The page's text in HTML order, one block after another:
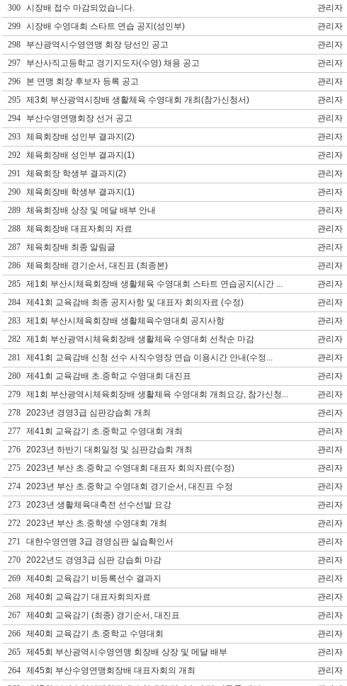
300
시장배 접수 마감되었습니다. 관리자
299
시장배 수영대회 스타트 연습 공지(성인부) 관리자
298
부산광역시수영연맹 회장 당선인 공고 관리자
297
부산사직고등학교 경기지도자(수영) 채용 공고 관리자
296
본 연맹 회장 후보자 등록 공고 관리자
295
제3회 부산광역시장배 생활체육 수영대회 개최(참가신청서) 관리자
294
부산수영연맹회장 선거 공고 관리자
293
체육회장배 성인부 결과지(2) 관리자
292
체육회장배 성인부 결과지(1) 관리자
291
체육회장 학생부 결과지(2) 관리자
290
체육회장배 학생부 결과지(1) 관리자
289
체육회장배 상장 및 메달 배부 안내 관리자
288
체육회장배 대표자회의 자료 관리자
287
체육회장배 최종 알림글 관리자
286
체육회장배 경기순서, 대진표 (최종본) 관리자
285
제1회 부산시체육회장배 생활체육 수영대회 스타트 연습공지(시간 ... 관리자
284
제41회 교육감배 최종 공지사항 및 대표자 회의자료 (수정) 관리자
283
제1회 부산시체육회장배 생활체육수영대회 공지사항 관리자
282
제1회 부산광역시체육회장배 생활체육 수영대회 선착순 마감 관리자
281
제41회 교육감배 신청 선수 사직수영장 연습 이용시간 안내(수정... 관리자
280
제41회 교육감배 초.중학교 수영대회 대진표 관리자
279
제1회 부산광역시체육회장배 생활체육 수영대회 개최요강, 참가신청... 관리자
278
2023년 경영3급 심판강습회 개최 관리자
277
제41회 교육감기 초.중학교 수영대회 개최 관리자
276
2023년 하반기 대회일정 및 심판강습회 개최 관리자
275
2023년 부산 초.중학교 수영대회 대표자 회의자료(수정) 관리자
274
2023년 부산 초.중학교 수영대회 경기순서, 대진표 수정 관리자
273
2023년 생활체육대축전 선수선발 요강 관리자
272
2023년 부산 초.중학생 수영대회 개최 관리자
271
대한수영연맹 3급 경영심판 실습확인서 관리자
270
2022년도 경영3급 심판 강습회 마감 관리자
269
제40회 교육감기 비등록선수 결과지 관리자
268
제40회 교육감기 대표자회의자료 관리자
267
제40회 교육감기 (최종) 경기순서, 대진표 관리자
266
제40회 교육감기 초.중학교 수영대회 관리자
265
제45회 부산광역시수영연맹 회장배 상장 및 메달 배부 관리자
264
제45회 부산수영연맹회장배 대표자회의 개최 관리자